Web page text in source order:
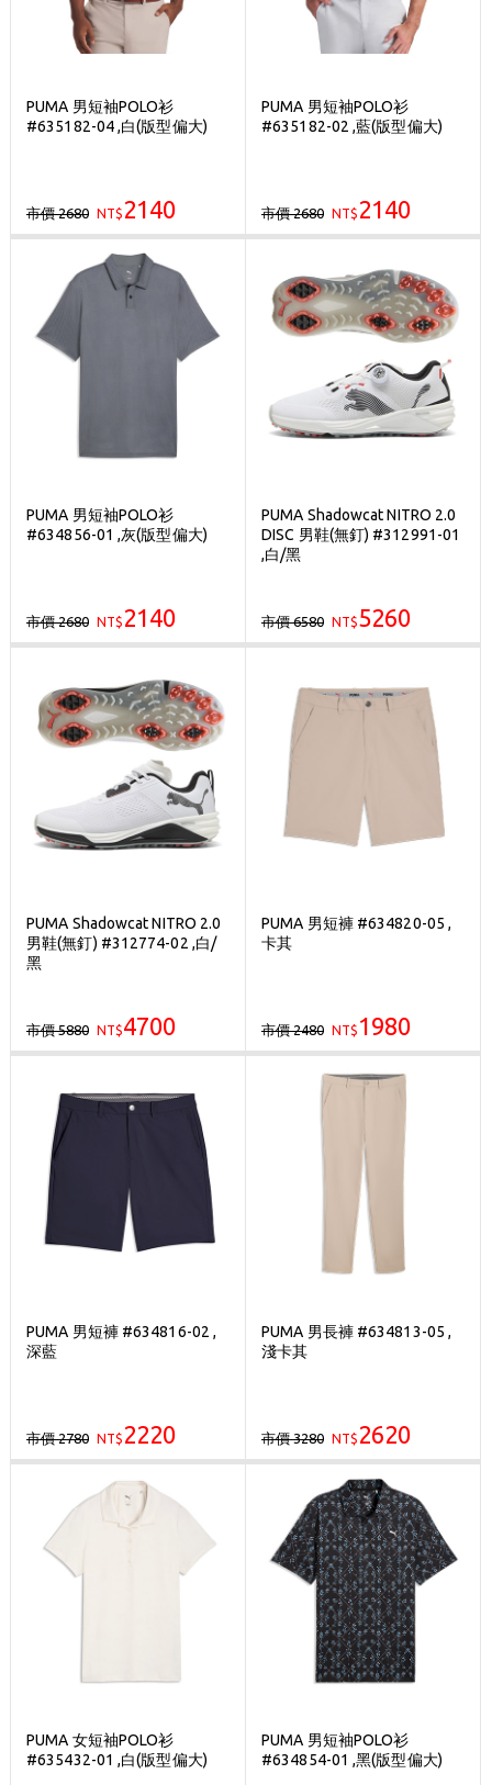
PUMA 男短袖POLO衫
#635182-04 ,白(版型偏大)
市價 2680 NT$ 2140
PUMA 男短袖POLO衫
#635182-02 ,藍(版型偏大)
市價 2680 NT$ 2140
PUMA 男短袖POLO衫
#634856-01 ,灰(版型偏大)
市價 2680 NT$ 2140
PUMA Shadowcat NITRO 2.0
DISC 男鞋(無釘) #312991-01
,白/黑
市價 6580 NT$5260
PUMA Shadowcat NITRO 2.0
男鞋(無釘) #312774-02 ,白/
黑
市價 5880 NT$4700
PUMA 男短褲 #634820-05 ,
卡其
市價 2480 NT$ 1980
PUMA 男短褲 #634816-02 ,
深藍
市價 2780 NT$ 2220
PUMA 男長褲 #634813-05 ,
淺卡其
市價 3280 NT$ 2620
PUMA 女短袖POLO衫
#635432-01 ,白(版型偏大)
PUMA 男短袖POLO衫
#634854-01 ,黑(版型偏大)